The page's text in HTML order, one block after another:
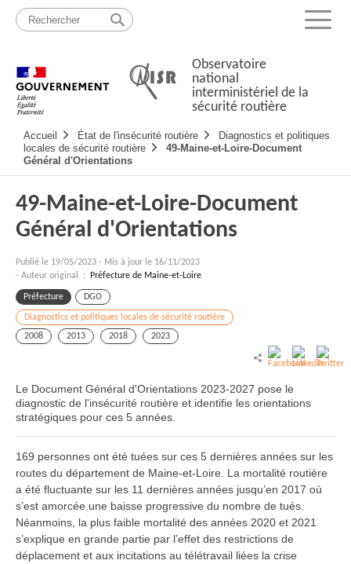
Passer
contenu
Menu
Observatoire
national
interministériel de la
sécurité routière
principale
Accueil État de l'insécurité routière
Diagnostics et politiques
locales de sécurité routière
49-Maine-et-Loire-Document
Général d'Orientations
49-Maine-et-Loire-Document
Général d'Orientations
Publié le 19/05/2023 - Mis à jour le 16/11/2023
- Auteur original :
Préfecture de Maine-et-Loire
Préfecture DGO
Diagnostics et politiques locales de sécurité routière
2008
2013 2018 2023
Le Document Général d'Orientations 2023-2027 pose le
diagnostic de l'insécurité routière et identifie les orientations
stratégiques pour ces 5 années.
169 personnes ont été tuées sur ces 5 dernières années sur les
routes du département de Maine-et-Loire. La mortalité routière
a été fluctuante sur les 11 dernières années jusqu’en 2017 où
s’est amorcée une baisse progressive du nombre de tués.
Néanmoins, la plus faible mortalité des années 2020 et 2021
s’explique en grande partie par l’effet des restrictions de
déplacement et aux incitations au télétravail liées la crise